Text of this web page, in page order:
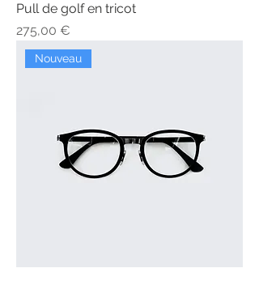
Pull de golf en tricot
Prix
275,00 €
Nouveau